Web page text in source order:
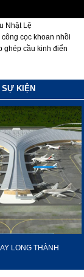
Nhật Lệ
cọc khoan nhồi
ghép cầu kinh điển
SỰ KIỆN